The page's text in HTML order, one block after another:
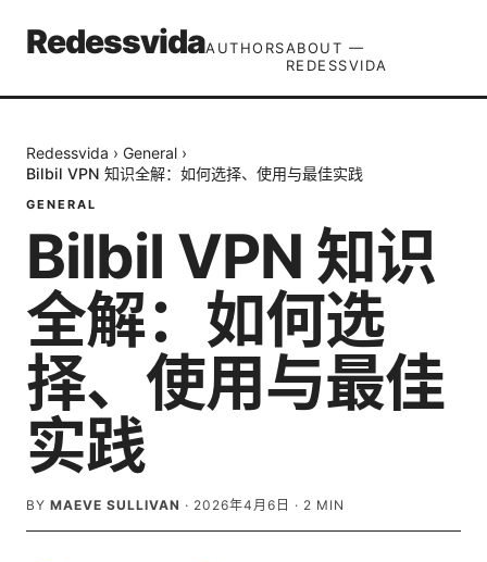
RedessvidaAUTHORSABOUT —
REDESSVIDA
Redessvida › General ›
Bilbil VPN 知识全解：如何选择、使用与最佳实践
GENERAL
Bilbil VPN 知识
全解：如何选
择、使用与最佳
实践
BY MAEVE SULLIVAN · 2026年4月6日 · 2 MIN